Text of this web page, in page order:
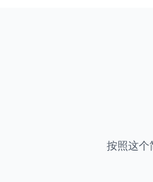
按照这个